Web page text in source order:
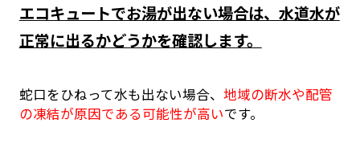
エコキュートでお湯が出ない場合は、水道水が
正常に出るかどうかを確認します。
蛇口をひねって水も出ない場合、 地域の断水や配管
の凍結が原因である可能性が高いです。